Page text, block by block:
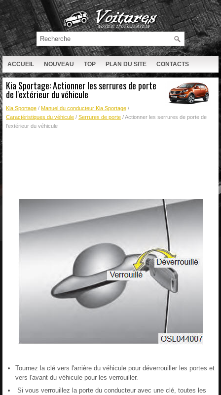
ACCUEIL NOUVEAU TOP PLAN DU SITE CONTACTS
RECHERCHE
Kia Sportage: Actionner les serrures de porte
de l'extérieur du véhicule
Kia Sportage / Manuel du conducteur Kia Sportage /
Caractéristiques du véhicule / Serrures de porte / Actionner les serrures de porte de
l'extérieur du véhicule
Tournez la clé vers l'arrière du véhicule pour déverrouiller les portes et
vers l'avant du véhicule pour les verrouiller.
Si vous verrouillez la porte du conducteur avec une clé, toutes les